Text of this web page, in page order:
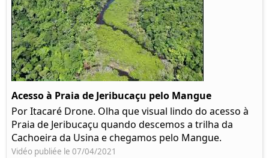
Acesso à Praia de Jeribucaçu pelo Mangue
Por Itacaré Drone. Olha que visual lindo do acesso à
Praia de Jeribucaçu quando descemos a trilha da
Cachoeira da Usina e chegamos pelo Mangue.
Vidéo publiée le 07/04/2021